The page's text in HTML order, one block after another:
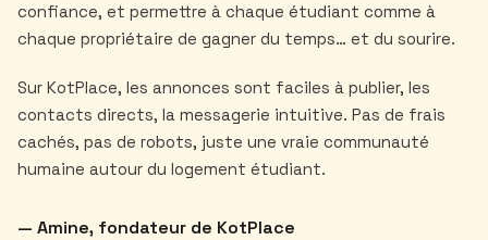
confiance, et permettre à chaque étudiant comme à
chaque propriétaire de gagner du temps… et du sourire.
Sur KotPlace, les annonces sont faciles à publier, les
contacts directs, la messagerie intuitive. Pas de frais
cachés, pas de robots, juste une vraie communauté
humaine autour du logement étudiant.
— Amine, fondateur de KotPlace